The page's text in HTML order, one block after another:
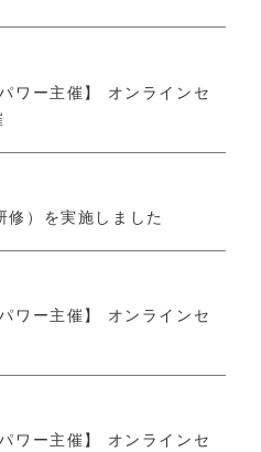
ワー主催】 オンラインセ
修）を実施しました
ワー主催】 オンラインセ
ワー主催】 オンラインセ